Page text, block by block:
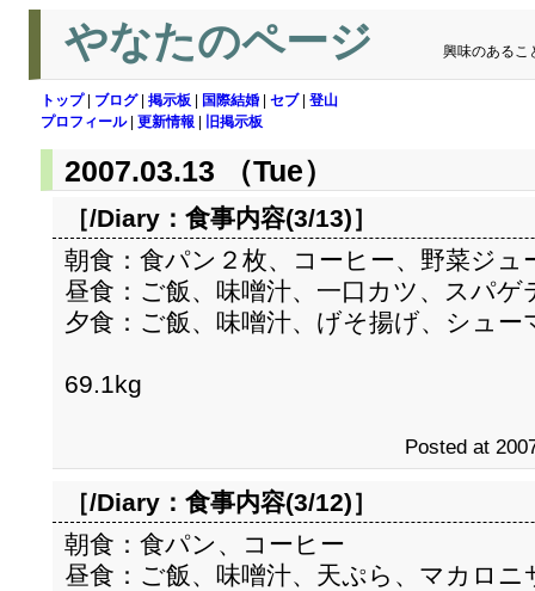
やなたのページ 興味のあるこ
トップ| ブログ| 掲示板 国際結婚 セブ| 登山
プロフィール| 更新情報 旧掲示板
2007.03.13 （Tue）
［/Diary： 食事内容(3/13)］
朝食：食パン２枚、コーヒー、野菜ジュ
昼食：ご飯、味噌汁、一口カツ、スパゲ
夕食：ご飯、味噌汁、げそ揚げ、シュー
69.1kg
Posted at
［/Diary： 食事内容(3/12)］
朝食：食パン、コーヒー
昼食：ご飯、味噌汁、天ぷら、マカロニ